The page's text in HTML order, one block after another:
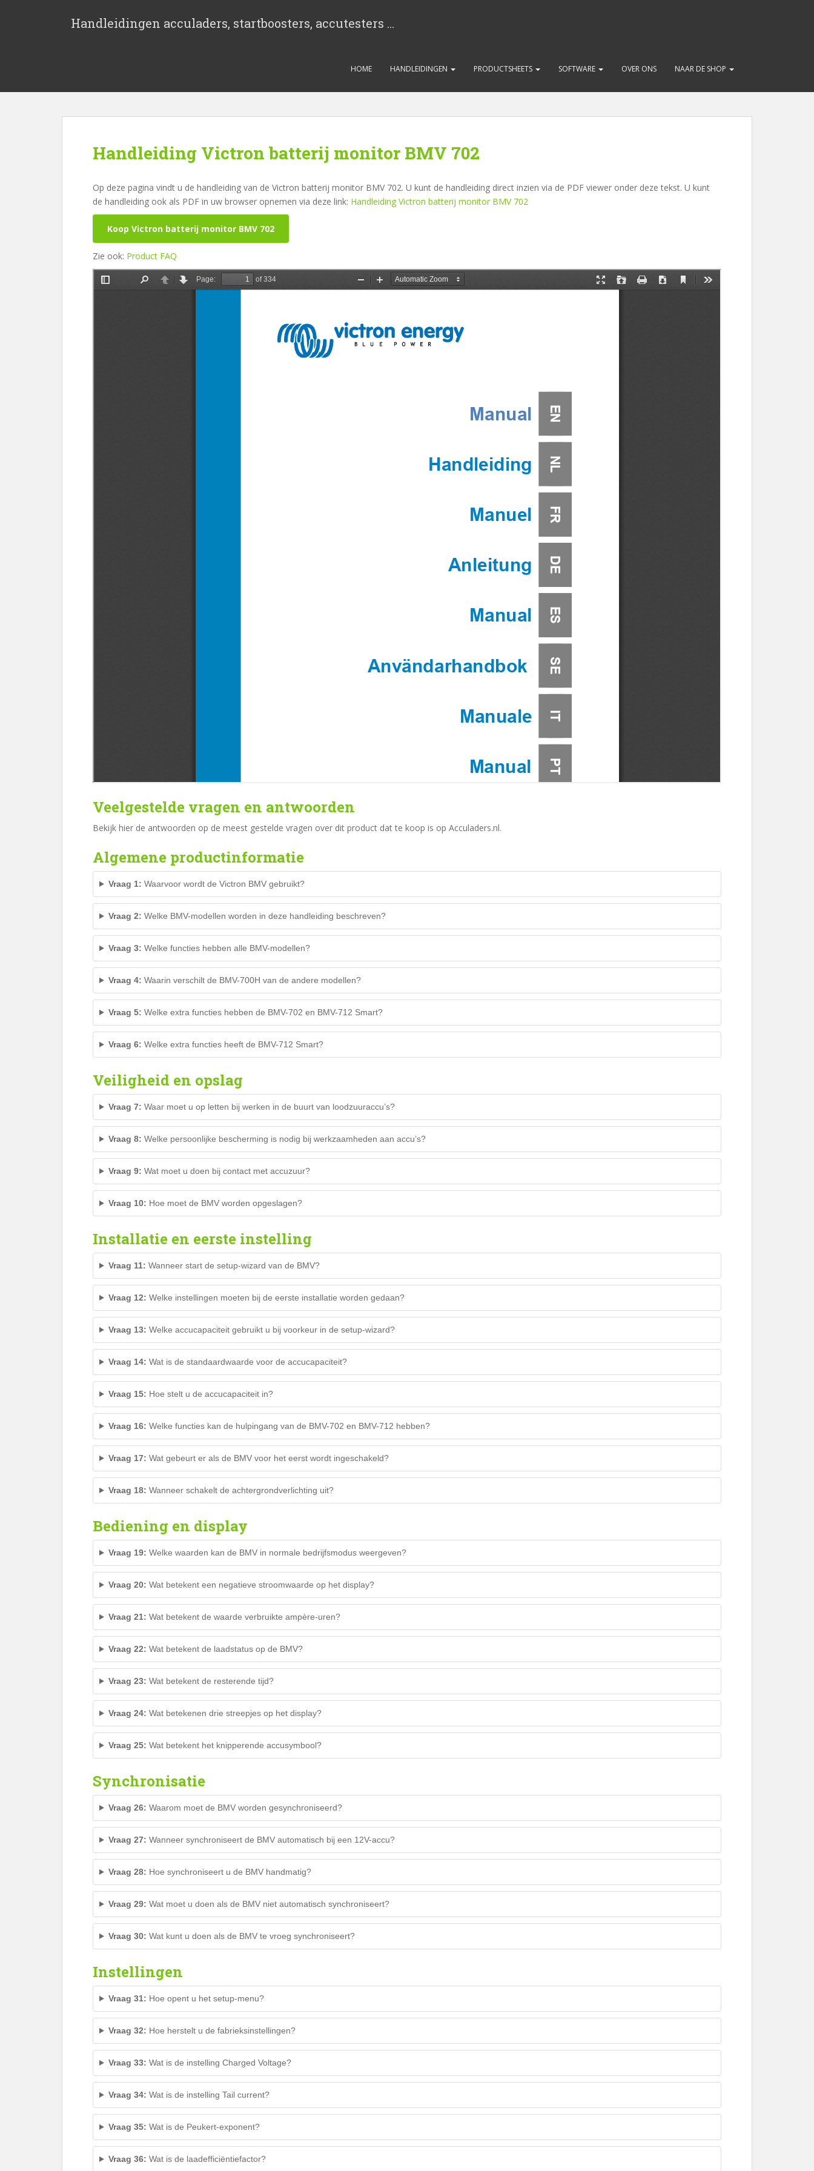
m
Handleidingen acculaders, startboosters, accutesters …
HOME HANDLEIDINGEN PRODUCTSHEETS SOFTWARE OVER ONS NAAR DE SHOP
Handleiding Victron batterij monitor BMV 702
Op deze pagina vindt u de handleiding van de Victron batterij monitor BMV 702. U kunt de handleiding direct inzien via de PDF viewer onder deze tekst. U kunt
de handleiding ook als PDF in uw browser opnemen via deze link: Handleiding Victron batterij monitor BMV 702
Koop Victron batterij monitor BMV 702
Zie ook: Product FAQ
Veelgestelde vragen en antwoorden
Bekijk hier de antwoorden op de meest gestelde vragen over dit product dat te koop is op Acculaders.nl.
Algemene productinformatie
Vraag 1: Waarvoor wordt de Victron BMV gebruikt?
Vraag 2: Welke BMV-modellen worden in deze handleiding beschreven?
Vraag 3: Welke functies hebben alle BMV-modellen?
Vraag 4: Waarin verschilt de BMV-700H van de andere modellen?
Vraag 5: Welke extra functies hebben de BMV-702 en BMV-712 Smart?
Vraag 6: Welke extra functies heeft de BMV-712 Smart?
Veiligheid en opslag
Vraag 7: Waar moet u op letten bij werken in de buurt van loodzuuraccu’s?
Vraag 8: Welke persoonlijke bescherming is nodig bij werkzaamheden aan accu’s?
Vraag 9: Wat moet u doen bij contact met accuzuur?
Vraag 10: Hoe moet de BMV worden opgeslagen?
Installatie en eerste instelling
Vraag 11: Wanneer start de setup-wizard van de BMV?
Vraag 12: Welke instellingen moeten bij de eerste installatie worden gedaan?
Vraag 13: Welke accucapaciteit gebruikt u bij voorkeur in de setup-wizard?
Vraag 14: Wat is de standaardwaarde voor de accucapaciteit?
Vraag 15: Hoe stelt u de accucapaciteit in?
Vraag 16: Welke functies kan de hulpingang van de BMV-702 en BMV-712 hebben?
Vraag 17: Wat gebeurt er als de BMV voor het eerst wordt ingeschakeld?
Vraag 18: Wanneer schakelt de achtergrondverlichting uit?
Bediening en display
Vraag 19: Welke waarden kan de BMV in normale bedrijfsmodus weergeven?
Vraag 20: Wat betekent een negatieve stroomwaarde op het display?
Vraag 21: Wat betekent de waarde verbruikte ampère-uren?
Vraag 22: Wat betekent de laadstatus op de BMV?
Vraag 23: Wat betekent de resterende tijd?
Vraag 24: Wat betekenen drie streepjes op het display?
Vraag 25: Wat betekent het knipperende accusymbool?
Synchronisatie
Vraag 26: Waarom moet de BMV worden gesynchroniseerd?
Vraag 27: Wanneer synchroniseert de BMV automatisch bij een 12V-accu?
Vraag 28: Hoe synchroniseert u de BMV handmatig?
Vraag 29: Wat moet u doen als de BMV niet automatisch synchroniseert?
Vraag 30: Wat kunt u doen als de BMV te vroeg synchroniseert?
Instellingen
Vraag 31: Hoe opent u het setup-menu?
Vraag 32: Hoe herstelt u de fabrieksinstellingen?
Vraag 33: Wat is de instelling Charged Voltage?
Vraag 34: Wat is de instelling Tail current?
Vraag 35: Wat is de Peukert-exponent?
Vraag 36: Wat is de laadefficiëntiefactor?